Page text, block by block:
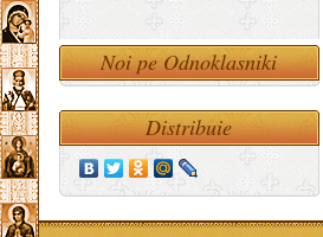
Noi pe Odnoklasniki
Distribuie